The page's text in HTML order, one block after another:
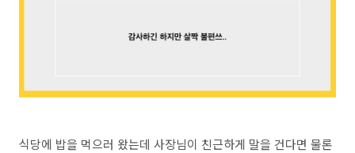
식당에 밥을 먹으러 왔는데 사장님이 친근하게 말을 건다면 물론